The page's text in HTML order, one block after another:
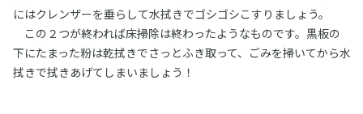
にはクレンザーを垂らして水拭きでゴシゴシこすりましょう。
この２つが終われば床掃除は終わったようなものです。黒板の
下にたまった粉は乾拭きでさっとふき取って、ごみを掃いてから水
拭きで拭きあげてしまいましょう！